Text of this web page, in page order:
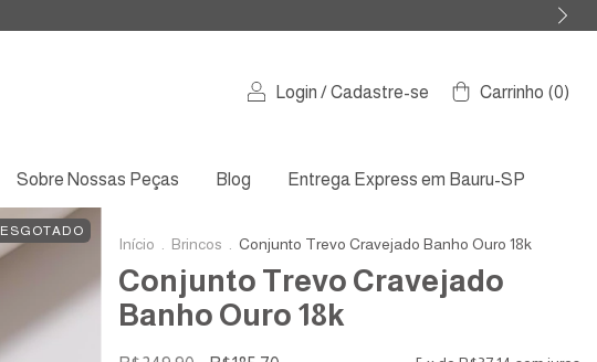
Login /Cadastre-se Carrinho (0)
Sobre Nossas Peças Blog Entrega Express em Bauru-SP
ESGOTADO
Início Brincos Conjunto Trevo Cravejado Banho Ouro 18k
Conjunto Trevo Cravejado
Banho Ouro 18k